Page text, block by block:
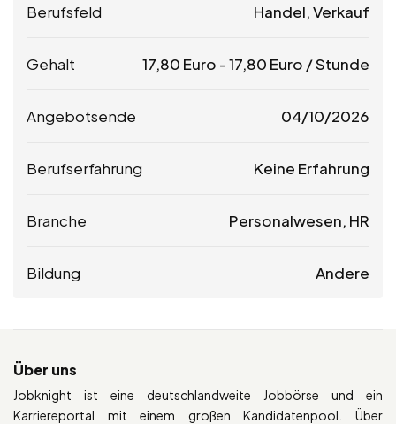
Berufsfeld Handel, Verkauf
Gehalt 17,80 Euro -17,80 Euro / Stunde
Angebotsende 04/10/2026
Berufserfahrung Keine Erfahrung
Branche Personalwesen, HR
Bildung Andere
Über uns
Jobknight ist eine deutschlandweite Jobbörse und ein
Karriereportal mit einem großen Kandidatenpool. Über